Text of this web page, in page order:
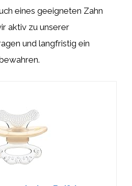
eines geeigneten Zahn
aktiv zu unserer
und langfristig ein